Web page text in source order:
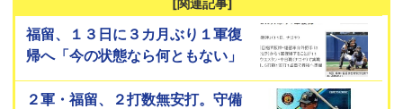
[関連記事]
福留、１３日に３カ月ぶり１軍復
帰へ「今の状態なら何ともない」
２軍・福留、２打数無安打。守備